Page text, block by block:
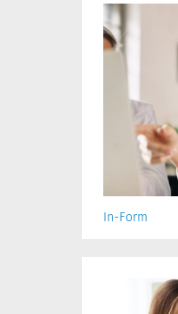
In-Form
ingangsdatum
Wmebv
wordt
wetswijziging